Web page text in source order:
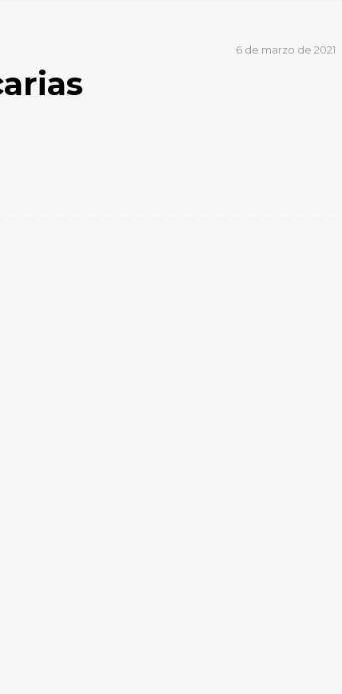
6 de marzo de 2021